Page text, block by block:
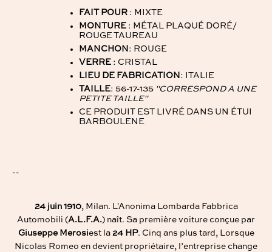
FAIT POUR : MIXTE
MONTURE : MÉTAL PLAQUÉ DORÉ/
ROUGE TAUREAU
MANCHON : ROUGE
VERRE : CRISTAL
LIEU DE FABRICATION : ITALIE
TAILLE: 56-17-135 "CORRESPOND A UNE
PETITE TAILLE"
CE PRODUIT EST LIVRÉ DANS UN ÉTUI
BARBOULENE
--
24 juin 1910, Milan. L'Anonima Lombarda Fabbrica
Automobili (A.L.F.A.) naît. Sa première voiture conçue par
Giuseppe Merosiest la 24 HP. Cinq ans plus tard, Lorsque
Nicolas Romeo en devient propriétaire, l’entreprise change